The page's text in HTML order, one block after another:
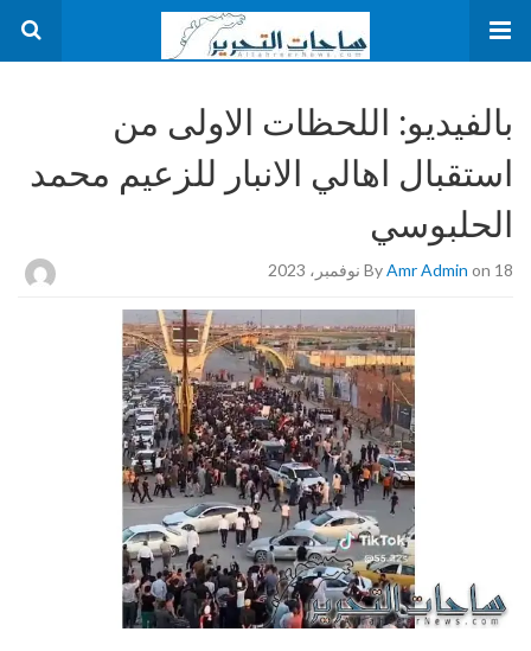
بالفيديو: اللحظات الاولى من
استقبال اهالي الانبار للزعيم محمد
الحلبوسي
ByAmr Admin on 18 نوفمبر، 2023